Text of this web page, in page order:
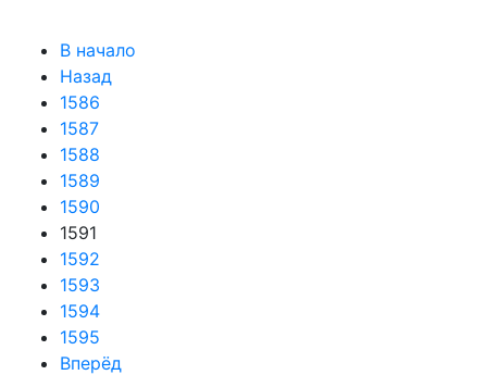
В начало
Назад
1586
1587
1588
1589
1590
1591
1592
1593
1594
1595
Вперёд